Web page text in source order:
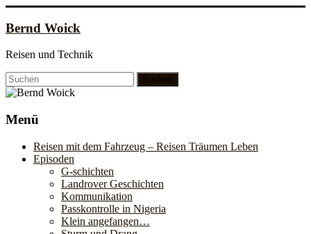
Inhalt
springen
Bernd Woick
Reisen und Technik
Menü
Reisen mit dem Fahrzeug – Reisen Träumen Leben
Episoden
G-schichten
Landrover Geschichten
Kommunikation
Passkontrolle in Nigeria
Klein angefangen…